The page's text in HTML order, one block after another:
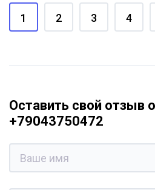
1 2 3 4
Оставить свой отзыв
+79043750472